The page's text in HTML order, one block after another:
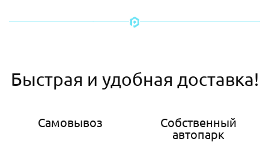
Быстрая и удобная доставка!
Самовывоз
Собственный
автопарк